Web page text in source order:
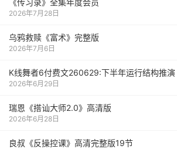
《传习录》全集年度会员
2026年7月28日
乌鸦救赎《富术》完整版
2026年7月6日
K线舞者6付费文260629:下半年运行结构推演
2026年6月29日
瑞恩《搭讪大师2.0》高清版
2026年6月28日
良叔《反操控课》高清完整版19节